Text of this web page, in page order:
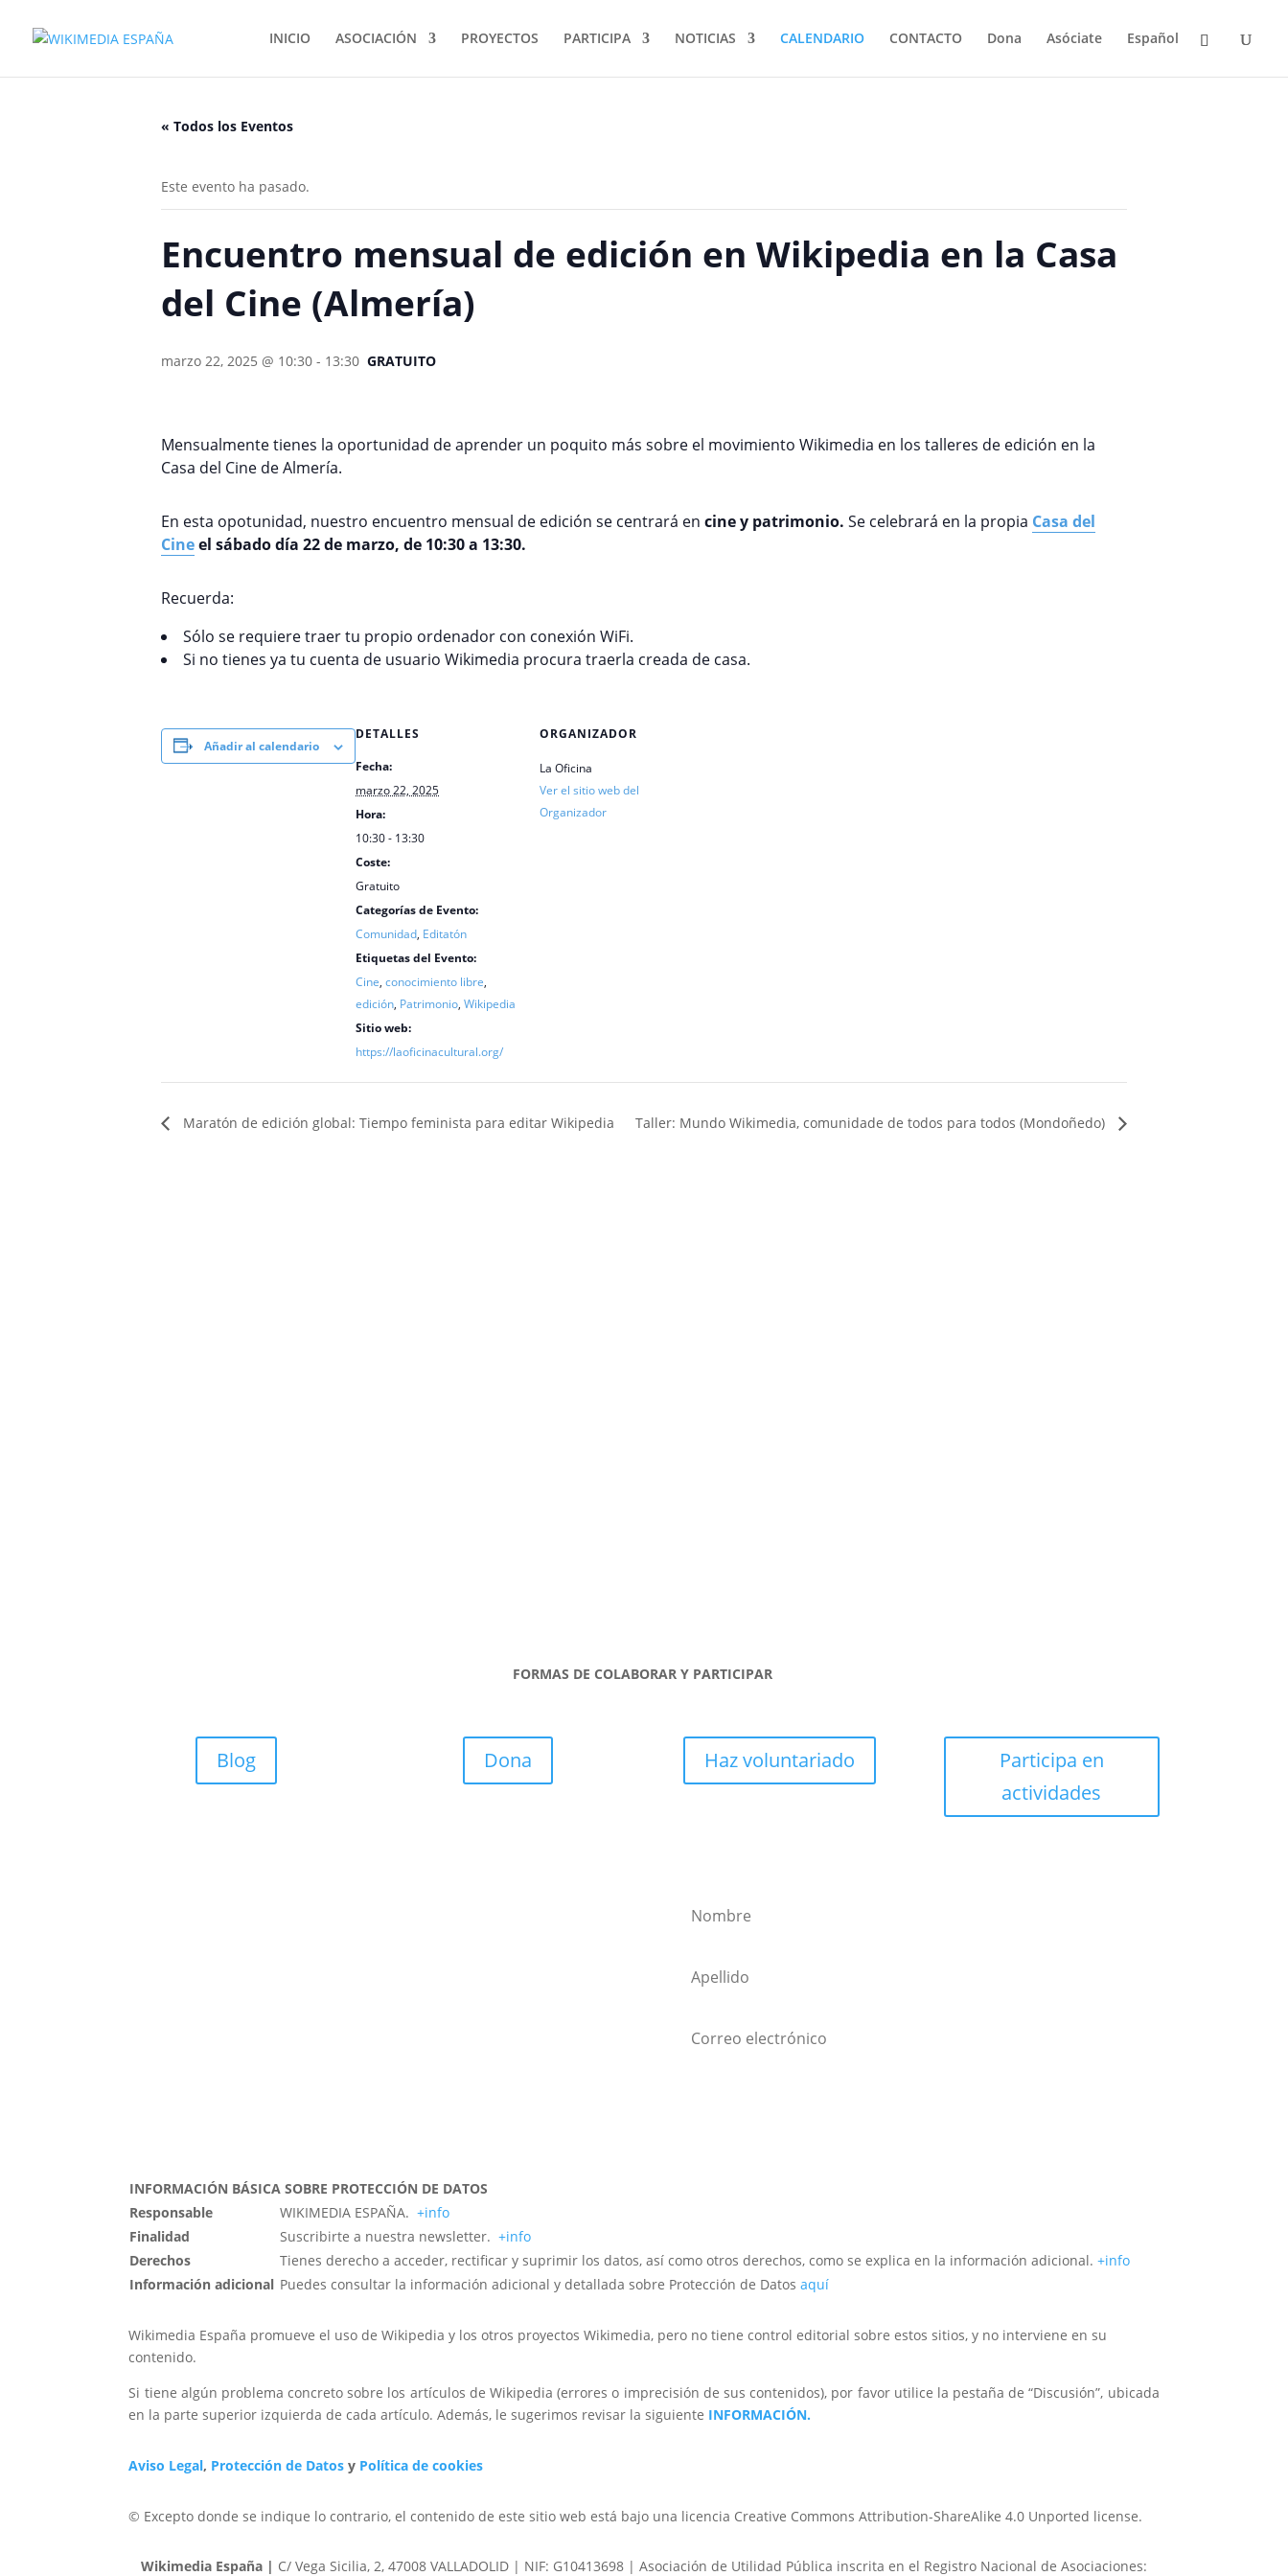
INICIO ASOCIACIÓN PROYECTOS PARTICIPA NOTICIAS CALENDARIO CONTACTO Dona Asóciate Español
« Todos los Eventos
Este evento ha pasado.
Encuentro mensual de edición en Wikipedia en la Casa
del Cine (Almería)
marzo 22, 2025 @ 10:30 - 13:30 GRATUITO
Mensualmente tienes la oportunidad de aprender un poquito más sobre el movimiento Wikimedia en los talleres de edición en la
Casa del Cine de Almería.
En esta opotunidad, nuestro encuentro mensual de edición se centrará en cine y patrimonio. Se celebrará en la propia Casa del
Cineel sábado día 22 de marzo, de 10:30 a 13:30.
Recuerda:
Sólo se requiere traer tu propio ordenador con conexión WiFi.
Si no tienes ya tu cuenta de usuario Wikimedia procura traerla creada de casa.
Añadir al calendario
DETALLES
Fecha:
marzo 22, 2025
Hora:
10:30 - 13:30
Coste:
Gratuito
Categorías de Evento:
Comunidad, Editatón
Etiquetas del Evento:
Cine, conocimiento libre,
edición, Patrimonio, Wikipedia
Sitio web:
https://laoficinacultural.org/
ORGANIZADOR
La Oficina
Ver el sitio web del
Organizador
Maratón de edición global: Tiempo feminista para editar Wikipedia Taller: Mundo Wikimedia, comunidade de todos para todos (Mondoñedo)
FORMAS DE COLABORAR Y PARTICIPAR
Blog Dona Haz voluntariado
Participa en
actividades
INFORMACIÓN BÁSICA SOBRE PROTECCIÓN DE DATOS
Responsable
WIKIMEDIA ESPAÑA.+info
Finalidad
Suscribirte a nuestra newsletter.+info
Derechos
Tienes derecho a acceder, rectificar y suprimir los datos, así como otros derechos, como se explica en la información adicional.+info
Información adicional Puedes consultar la información adicional y detallada sobre Protección de Datosaquí
Wikimedia España promueve el uso de Wikipedia y los otros proyectos Wikimedia, pero no tiene control editorial sobre estos sitios, y no interviene en su
contenido.
Si tiene algún problema concreto sobre los artículos de Wikipedia (errores o imprecisión de sus contenidos), por favor utilice la pestaña de “Discusión”, ubicada
en la parte superior izquierda de cada artículo. Además, le sugerimos revisar la siguiente INFORMACIÓN.
Aviso Legal, Protección de Datos y Política de cookies
© Excepto donde se indique lo contrario, el contenido de este sitio web está bajo una licencia Creative Commons Attribution-ShareAlike 4.0 Unported license.
Wikimedia España | C/ Vega Sicilia, 2, 47008 VALLADOLID | NIF: G10413698 | Asociación de Utilidad Pública inscrita en el Registro Nacional de Asociaciones: